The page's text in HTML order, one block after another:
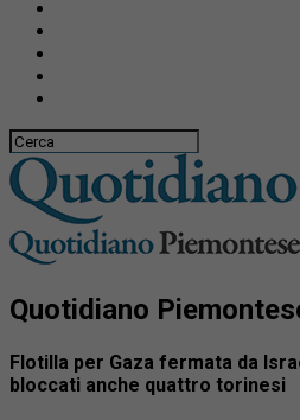
Quotidiano
Flotilla per Gaza fermata da
bloccati anche quattro torinesi